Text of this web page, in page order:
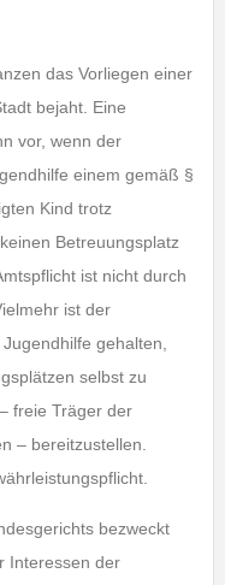
das Vorliegen einer
bejaht. Eine
vor, wenn der
einem gemäß §
Kind trotz
Betreuungsplatz
ist nicht durch
ist der
gehalten,
selbst zu
freie Träger der
– bereitzustellen.
bezweckt
Interessen der